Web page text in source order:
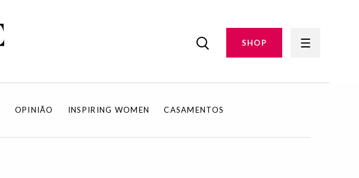
SHOP
OPINIÃO INSPIRING WOMEN CASAMENTOS